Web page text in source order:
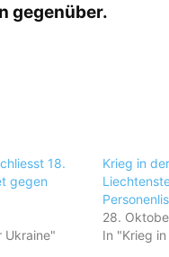
gegenüber.
18.
gegen
Ukraine"
Krieg in
28.
In "Krieg